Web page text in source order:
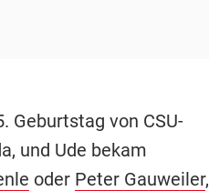
Geburtstag von CSU-
und Ude bekam
oder Peter Gauweiler,